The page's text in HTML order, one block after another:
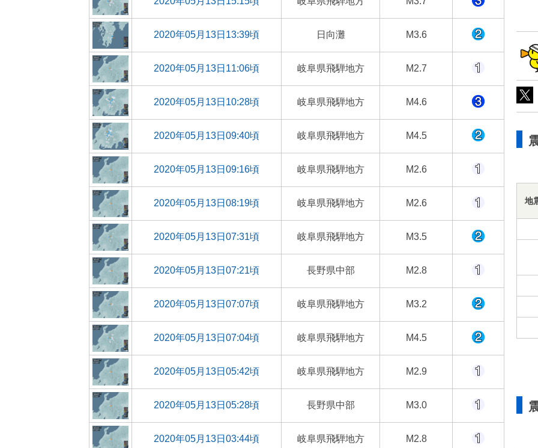
2020年05月13日13:39頃 日向灘 M3.6
2020年05月13日11:06頃 岐阜県飛騨地方 M2.7
2020年05月13日10:28頃 岐阜県飛騨地方 M4.6
2020年05月13日09:40頃 岐阜県飛騨地方 M4.5
2020年05月13日09:16頃 岐阜県飛騨地方 M2.6
2020年05月13日08:19頃 岐阜県飛騨地方 M2.6
2020年05月13日07:31頃 岐阜県飛騨地方 M3.5
2020年05月13日07:21頃 長野県中部 M2.8
2020年05月13日07:07頃 岐阜県飛騨地方 M3.2
2020年05月13日07:04頃 岐阜県飛騨地方 M4.5
2020年05月13日05:42頃 岐阜県飛騨地方 M2.9
2020年05月13日05:28頃 長野県中部 M3.0
2020年05月13日03:44頃 岐阜県飛騨地方 M2.8
地